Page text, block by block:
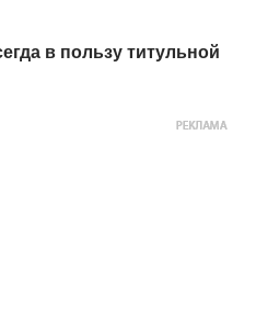
в пользу титульной